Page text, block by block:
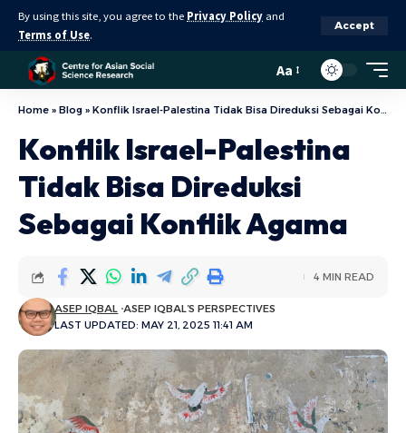
By using this site, you agree to the Privacy Policy and
Terms of Use.
Accept
Aa
Home » Blog » Konflik Israel-Palestina Tidak Bisa Direduksi Sebagai Konflik Agama
Konflik Israel-Palestina
Tidak Bisa Direduksi
Sebagai Konflik Agama
LAST UPDATED: MAY 21, 2025 11:41 AM
ASEP IQBAL ASEP IQBAL’S PERSPECTIVES
4 MIN READ